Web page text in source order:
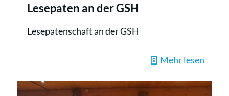
Lesepaten an der GSH
Lesepatenschaft an der GSH
Mehr lesen
an